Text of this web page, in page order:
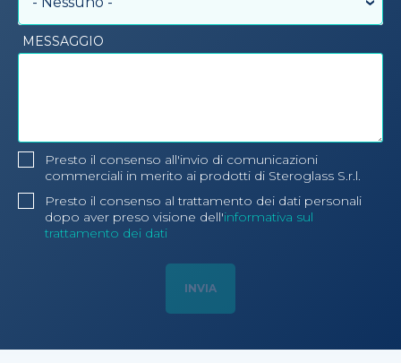
MESSAGGIO
Presto il consenso all'invio di comunicazioni
commerciali in merito ai prodotti di Steroglass S.r.l.
Presto il consenso al trattamento dei dati personali
dopo aver preso visione dell'informativa sul
trattamento dei dati